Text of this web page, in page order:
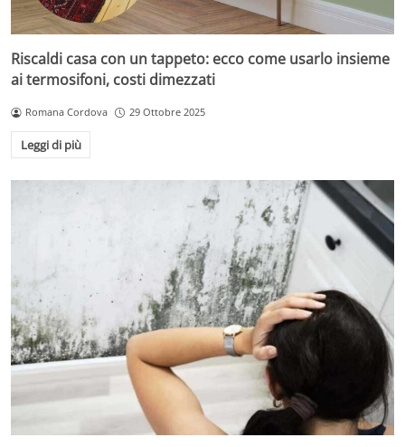
Riscaldi casa con un tappeto: ecco come usarlo insieme
ai termosifoni, costi dimezzati
Romana Cordova 29 Ottobre 2025
Leggi di più